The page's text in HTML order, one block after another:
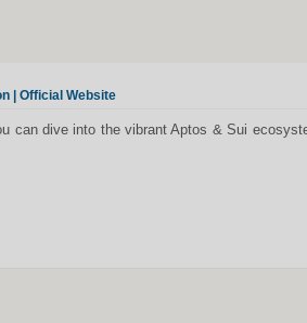
| Official Website
can dive into the vibrant Aptos & Sui